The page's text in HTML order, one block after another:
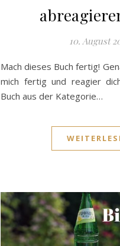
10. August
Mach dieses Buch fertig!
mich fertig und reagier
Buch aus der Kategorie…